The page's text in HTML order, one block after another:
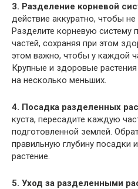
3. Разделение корневой
действие аккуратно, чтобы
Разделите корневую систему
частей, сохраняя при этом
этом важно, чтобы у каждой
Крупные и здоровые
на несколько меньших.
4. Посадка разделенных
куста, пересадите каждую
подготовленной землей.
правильную глубину посадки
растение.
5. Уход за разделенными